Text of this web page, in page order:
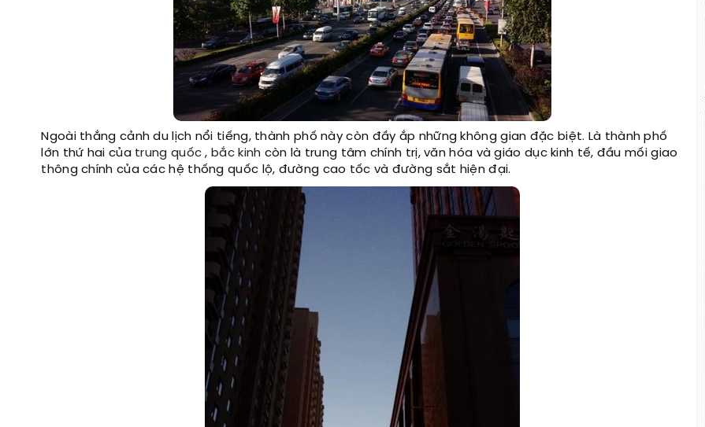
Ngoài thắng cảnh du lịch nổi tiếng, thành phố này còn đầy ắp những không gian đặc biệt. Là thành phố
lớn thứ hai của trung quốc , bắc kinh còn là trung tâm chính trị, văn hóa và giáo dục kinh tế, đầu mối giao
thông chính của các hệ thống quốc lộ, đường cao tốc và đường sắt hiện đại.